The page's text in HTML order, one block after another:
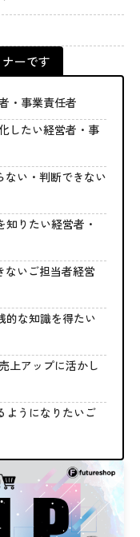
ーです
・事業責任者
したい経営者・事
ない・判断できない
りたい経営者・
ないご担当者経営
的な知識を得たい
上アップに活かし
ようになりたいご